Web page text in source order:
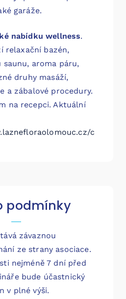
garáže.
nabídku wellness.
relaxační bazén,
aroma páru,
druhy masáží,
a zábalové procedury.
na recepci. Aktuální
c
podmínky
závaznou
ze strany asociace.
nejméně 7 dní před
bude účastnický
v plné výši.